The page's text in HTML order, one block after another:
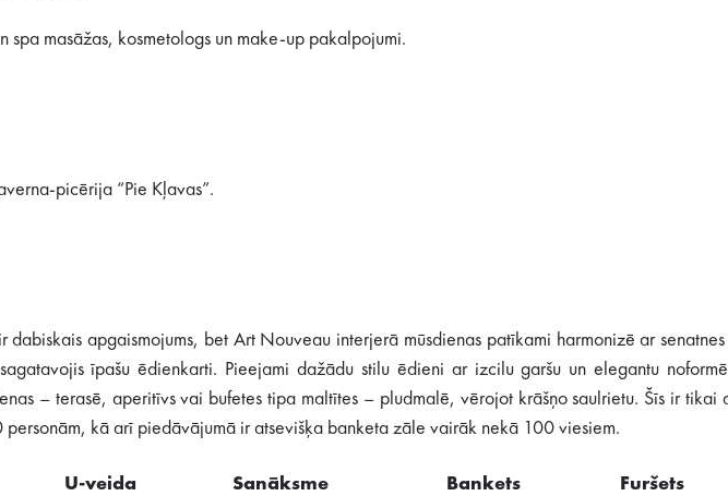
spa masāžas, kosmetologs un make-up pakalpojumi.
picērija “Pie Kļavas”.
apgaismojums, bet Art Nouveau interjerā mūsdienas patīkami harmonizē ar
īpašu ēdienkarti. Pieejami dažādu stilu ēdieni ar izcilu garšu un elegantu
– terasē, aperitīvs vai bufetes tipa maltītes – pludmalē, vērojot krāšņo saulrietu. Šīs ir tikai
kā arī piedāvājumā ir atsevišķa banketa zāle vairāk nekā 100 viesiem.
U-veida Sanāksme Bankets Furšets